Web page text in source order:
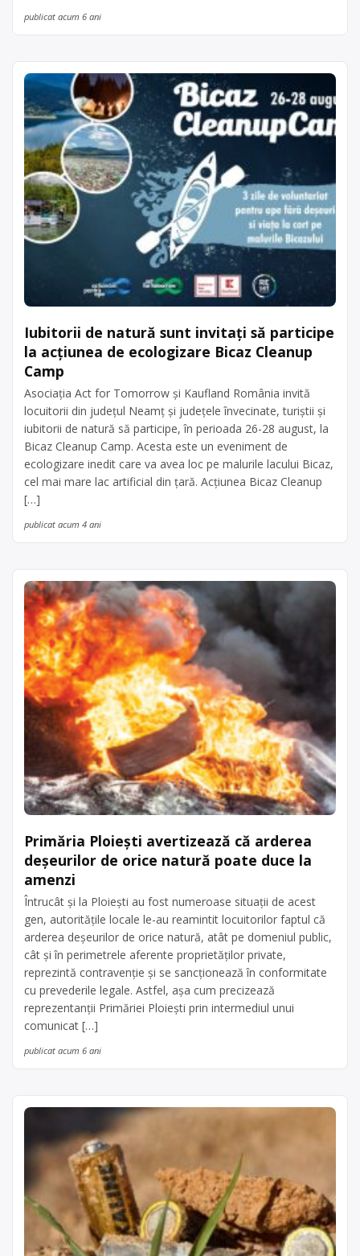
publicat acum 6 ani
Iubitorii de natură sunt invitați să participe
la acțiunea de ecologizare Bicaz Cleanup
Camp
Asociația Act for Tomorrow și Kaufland România invită
locuitorii din județul Neamț și județele învecinate, turiștii și
iubitorii de natură să participe, în perioada 26-28 august, la
Bicaz Cleanup Camp. Acesta este un eveniment de
ecologizare inedit care va avea loc pe malurile lacului Bicaz,
cel mai mare lac artificial din țară. Acțiunea Bicaz Cleanup
[…]
publicat acum 4 ani
Primăria Ploiești avertizează că arderea
deşeurilor de orice natură poate duce la
amenzi
Întrucât și la Ploiești au fost numeroase situații de acest
gen, autoritățile locale le-au reamintit locuitorilor faptul că
arderea deşeurilor de orice natură, atât pe domeniul public,
cât şi în perimetrele aferente proprietăților private,
reprezintă contravenție şi se sancționează în conformitate
cu prevederile legale. Astfel, așa cum precizează
reprezentanţii Primăriei Ploiești prin intermediul unui
comunicat […]
publicat acum 6 ani